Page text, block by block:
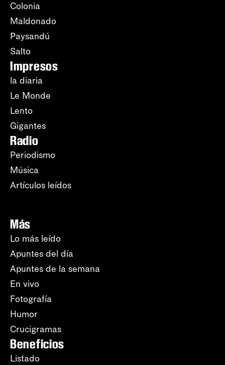
Colonia
Maldonado
Paysandú
Salto
Impresos
la diaria
Le Monde
Lento
Gigantes
Radio
Periodismo
Música
Artículos leídos
Más
Lo más leído
Apuntes del día
Apuntes de la semana
En vivo
Fotografía
Humor
Crucigramas
Beneficios
Listado